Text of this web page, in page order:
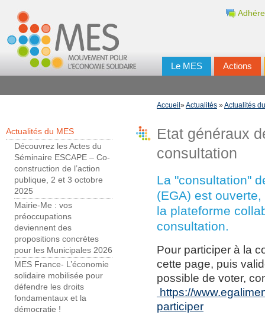
Le MES Actions
Accueil »Actualités »Actualités
Actualités du MES
Découvrez les Actes du
Séminaire ESCAPE – Co-
construction de l’action
publique, 2 et 3 octobre
2025
Mairie-Me : vos
préoccupations
deviennent des
propositions concrètes
pour les Municipales 2026
MES France- L’économie
solidaire mobilisée pour
défendre les droits
fondamentaux et la
démocratie !
Etat généraux
consultation
La "consultation"
(EGA) est
la plateforme
consultation.
Pour participer à la
cette page, puis
possible de voter,
https://
participer